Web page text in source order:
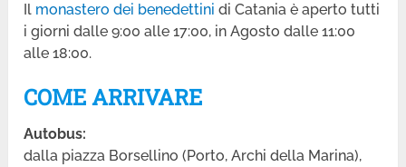
Il monastero dei benedettini di Catania è aperto tutti
i giorni dalle 9:00 alle 17:00, in Agosto dalle 11:00
alle 18:00.
COME ARRIVARE
Autobus:
dalla piazza Borsellino (Porto, Archi della Marina),